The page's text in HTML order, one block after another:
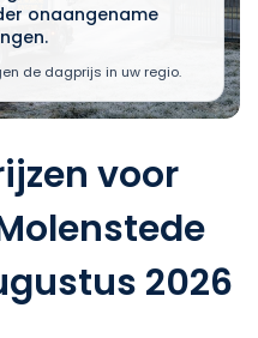
onaangename
de dagprijs in uw regio.
voor
2026